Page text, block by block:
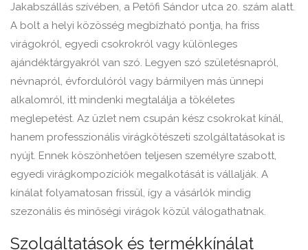
Jakabszállás szívében, a Petőfi Sándor utca 20. szám alatt.
A bolt a helyi közösség megbízható pontja, ha friss
virágokról, egyedi csokrokról vagy különleges
ajándéktárgyakról van szó. Legyen szó születésnapról,
névnapról, évfordulóról vagy bármilyen más ünnepi
alkalomról, itt mindenki megtalálja a tökéletes
meglepetést. Az üzlet nem csupán kész csokrokat kínál,
hanem professzionális virágkötészeti szolgáltatásokat is
nyújt. Ennek köszönhetően teljesen személyre szabott,
egyedi virágkompozíciók megalkotását is vállalják. A
kínálat folyamatosan frissül, így a vásárlók mindig
szezonális és minőségi virágok közül válogathatnak.
Szolgáltatások és termékkínálat